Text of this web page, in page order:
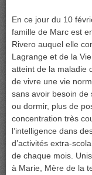
En ce jour du 10
famille de Marc est
Rivero auquel elle
Lagrange et de la
atteint de la maladie
de vivre une vie
sans avoir besoin de
ou dormir, plus de
concentration très
l’intelligence dans
d’activités extra-
de chaque mois.
à Marie, Mère de la